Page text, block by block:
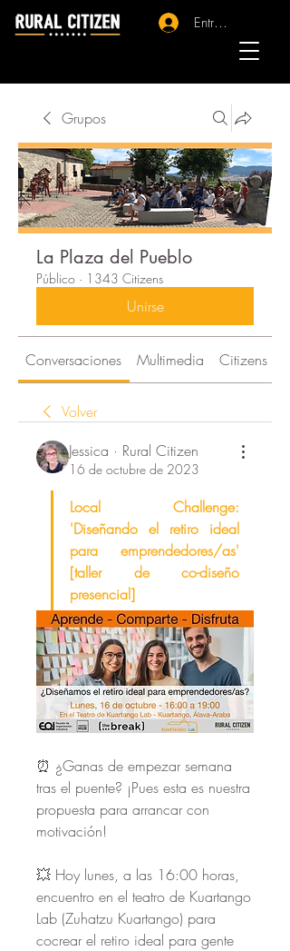
Entrar - Registro
Grupos
La Plaza del Pueblo
Público · 1343 Citizens
Unirse
Conversaciones Multimedia Citizens
Volver
Jessica · Rural Citizen
16 de octubre de 2023
Local Challenge:
'Diseñando el retiro ideal
para emprendedores/as'
[taller de co-diseño
presencial]
⏰ ¿Ganas de empezar semana
tras el puente? ¡Pues esta es nuestra
propuesta para arrancar con
motivación!
💥 Hoy lunes, a las 16:00 horas,
encuentro en el teatro de Kuartango
Lab (Zuhatzu Kuartango) para
cocrear el retiro ideal para gente